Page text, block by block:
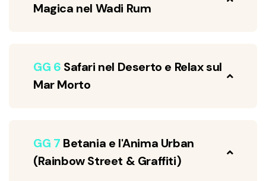
Magica nel Wadi Rum
GG 6 Safari nel Deserto e Relax sul
Mar Morto
GG 7 Betania e l'Anima Urban
(Rainbow Street & Graffiti)